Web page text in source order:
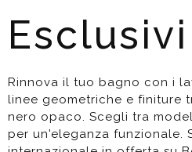
Esclusivi
Rinnova il tuo bagno con i
linee geometriche e finiture
nero opaco. Scegli tra
per un'eleganza funzionale.